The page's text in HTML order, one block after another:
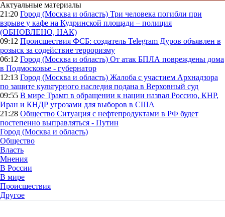
Актуальные материалы
21:20 Город (Москва и область) Три человека погибли при
взрыве у кафе на Кудринской площади – полиция
(ОБНОВЛЕНО, НАК)
09:12 Происшествия ФСБ: создатель Telegram Дуров объявлен в
розыск за содействие терроризму
06:12 Город (Москва и область) От атак БПЛА повреждены дома
в Подмосковье - губернатор
12:13 Город (Москва и область) Жалоба с участием Архнадзора
по защите культурного наследия подана в Верховный суд
09:55 В мире Трамп в обращении к нации назвал Россию, КНР,
Иран и КНДР угрозами для выборов в США
21:28 Общество Ситуация с нефтепродуктами в РФ будет
постепенно выправляться - Путин
Город (Москва и область)
Общество
Власть
Мнения
В России
В мире
Происшествия
Другое